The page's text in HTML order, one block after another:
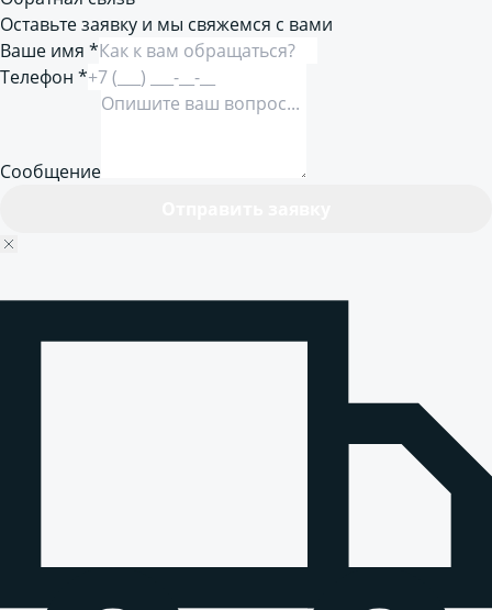
Оставьте заявку и мы свяжемся с вами
Ваше имя *
Телефон *
Сообщение